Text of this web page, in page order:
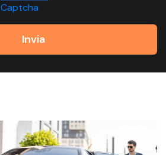
Captcha
Invia